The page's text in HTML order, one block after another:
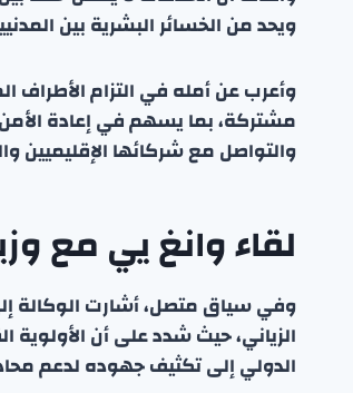
ويحد من الخسائر البشرية بين
وأعرب عن أمله في التزام الأطراف
مشتركة، بما يسهم في إعادة
والتواصل مع شركائها الإقليميين
لقاء وانغ يي مع
وفي سياق متصل، أشارت الوكالة
الزياني، حيث شدد على أن
الدولي إلى تكثيف جهوده لدعم